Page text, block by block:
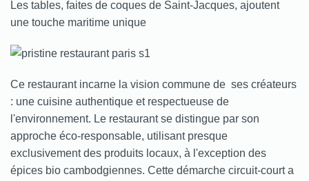
Les tables, faites de coques de Saint-Jacques, ajoutent
une touche maritime unique
Ce restaurant incarne la vision commune de ses créateurs
: une cuisine authentique et respectueuse de
l'environnement. Le restaurant se distingue par son
approche éco-responsable, utilisant presque
exclusivement des produits locaux, à l'exception des
épices bio cambodgiennes. Cette démarche circuit-court a